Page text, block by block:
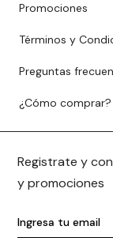
Promociones
Términos y
Preguntas
¿Cómo comprar?
Registrate y
y promociones